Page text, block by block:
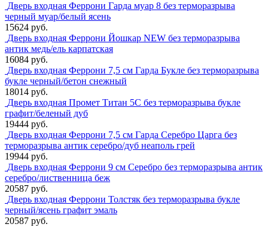
Дверь входная Феррони Гарда муар 8 без терморазрыва
черный муар/белый ясень
15624 руб.
Дверь входная Феррони Йошкар NEW без терморазрыва
антик медь/ель карпатская
16084 руб.
Дверь входная Феррони 7,5 см Гарда Букле без терморазрыва
букле черный/бетон снежный
18014 руб.
Дверь входная Промет Титан 5С без терморазрыва букле
графит/беленый дуб
19444 руб.
Дверь входная Феррони 7,5 см Гарда Серебро Царга без
терморазрыва антик серебро/дуб неаполь грей
19944 руб.
Дверь входная Феррони 9 см Серебро без терморазрыва антик
серебро/лиственница беж
20587 руб.
Дверь входная Феррони Толстяк без терморазрыва букле
черный/ясень графит эмаль
20587 руб.